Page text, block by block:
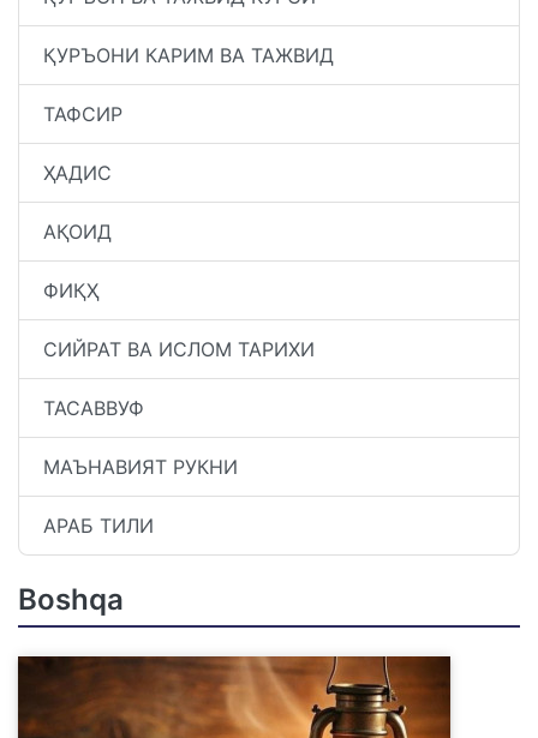
ҚУРЪОНИ КАРИМ ВА ТАЖВИД
ТАФСИР
ҲАДИС
АҚОИД
ФИҚҲ
СИЙРАТ ВА ИСЛОМ ТАРИХИ
ТАСАВВУФ
МАЪНАВИЯТ РУКНИ
АРАБ ТИЛИ
Boshqa